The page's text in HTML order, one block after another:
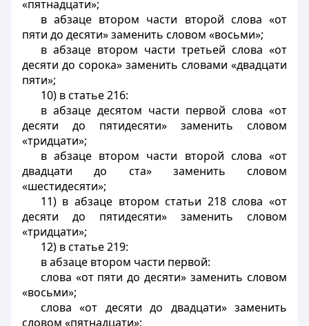
«пятнадцати»;
в абзаце втором части второй слова «от
пяти до десяти» заменить словом «восьми»;
в абзаце втором части третьей слова «от
десяти до сорока» заменить словами «двадцати
пяти»;
10) в статье 216:
в абзаце десятом части первой слова «от
десяти до пятидесяти» заменить словом
«тридцати»;
в абзаце втором части второй слова «от
двадцати до ста» заменить словом
«шестидесяти»;
11) в абзаце втором статьи 218 слова «от
десяти до пятидесяти» заменить словом
«тридцати»;
12) в статье 219:
в абзаце втором части первой:
слова «от пяти до десяти» заменить словом
«восьми»;
слова «от десяти до двадцати» заменить
словом «пятнадцати»;